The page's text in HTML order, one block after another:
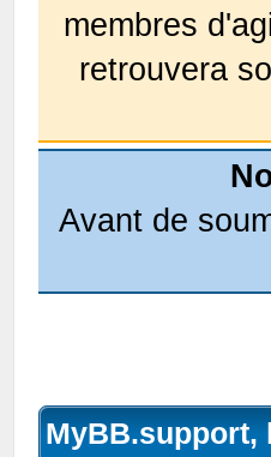
membres
retrouvera
Avant de
MyBB.support,